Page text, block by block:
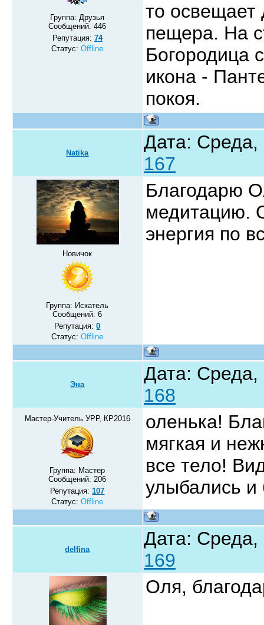
Группа: Друзья
Сообщений:446
Репутация: 74
Статус:Offline
то освещает
пещера. На
Богородица
икона -
покоя.
Natika
Дата:
167
Новичок
Группа: Искатель
Сообщений:6
Репутация:0
Статус:Offline
Благодарю
медитацию.
энергия по
Эна
Дата:
168
Мастер-Учитель УРР, КР2016
Группа: Мастер
Сообщений: 206
Репутация:107
Статус:Offline
оленька!
мягкая и
все тело!
улыбались и
delfina
Дата:
169
Оля,